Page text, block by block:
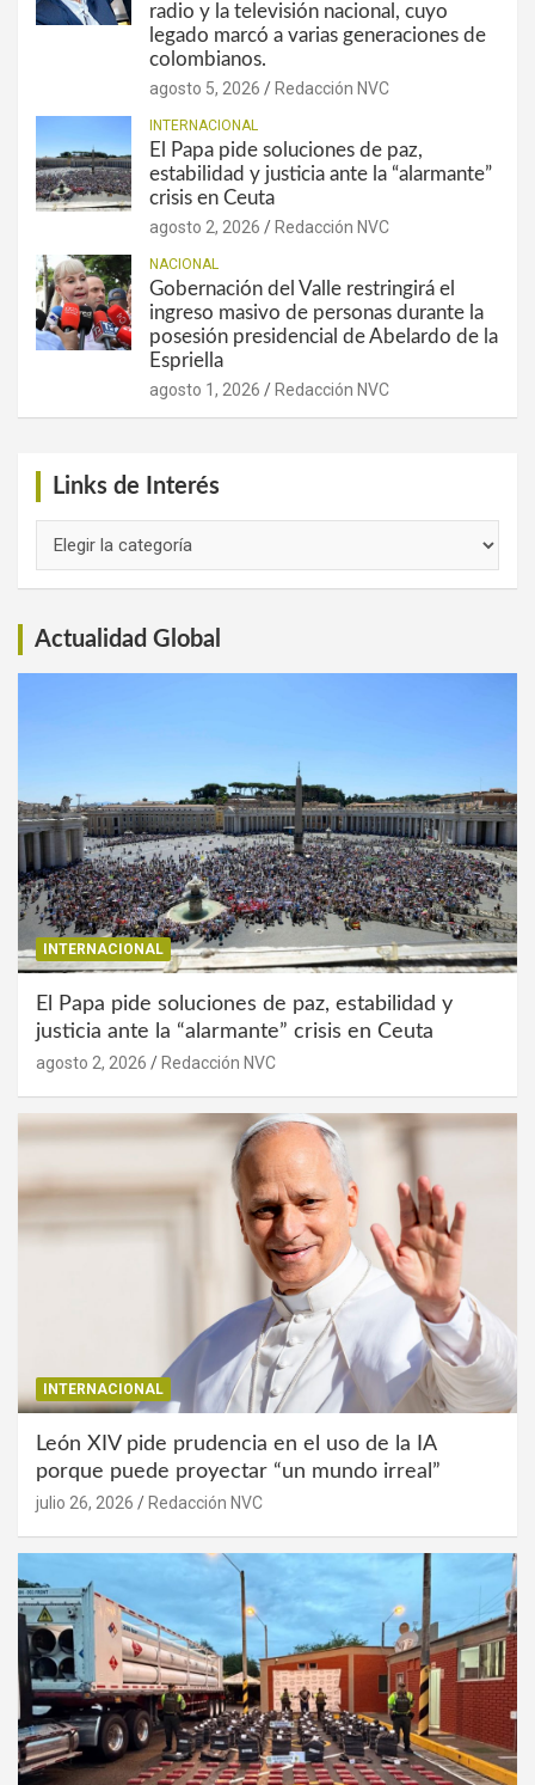
radio y la televisión nacional, cuyo
legado marcó a varias generaciones de
colombianos.
agosto 5, 2026 Redacción NVC
INTERNACIONAL
El Papa pide soluciones de paz,
estabilidad y justicia ante la “alarmante”
crisis en Ceuta
agosto 2, 2026 Redacción NVC
NACIONAL
Gobernación del Valle restringirá el
ingreso masivo de personas durante la
posesión presidencial de Abelardo de la
Espriella
agosto 1, 2026 Redacción NVC
Links de Interés
Actualidad Global
INTERNACIONAL
El Papa pide soluciones de paz, estabilidad y
justicia ante la “alarmante” crisis en Ceuta
agosto 2, 2026 Redacción NVC
INTERNACIONAL
León XIV pide prudencia en el uso de la IA
porque puede proyectar “un mundo irreal”
julio 26, 2026 Redacción NVC